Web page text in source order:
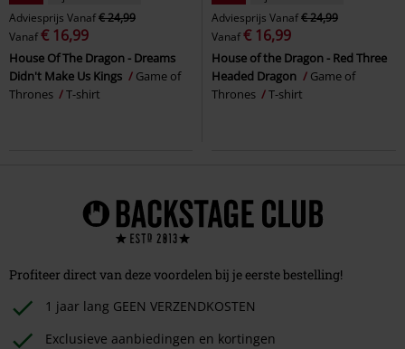
Adviesprijs Vanaf€ 24,99
Vanaf€ 16,99
House Of The Dragon - Dreams
Didn't Make Us Kings
Game of
Thrones
T-shirt
Adviesprijs Vanaf€ 24,99
Vanaf€ 16,99
House of the Dragon - Red Three
Headed Dragon
Game of
Thrones
T-shirt
Profiteer direct van deze voordelen bij je eerste bestelling!
1 jaar lang GEEN VERZENDKOSTEN
Exclusieve aanbiedingen en kortingen